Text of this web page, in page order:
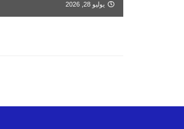
يوليو 28, 2026